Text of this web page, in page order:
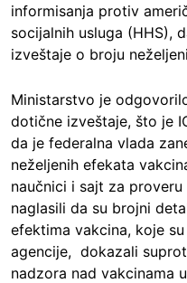
informisanja protiv
socijalnih usluga (HHS),
izveštaje o broju
Ministarstvo je
dotične izveštaje, što je
da je federalna vlada
neželjenih efekata
naučnici i sajt za proveru
naglasili da su brojni
efektima vakcina, koje
agencije, dokazali
nadzora nad vakcinama